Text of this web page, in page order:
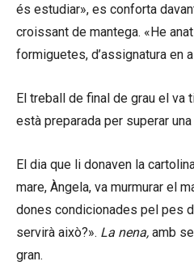
és estudiar», es conforta
croissant de mantega. «He
formiguetes, d’assignatura en
El treball de final de grau el va
està preparada per superar
El dia que li donaven la
mare, Àngela, va murmurar el
dones condicionades pel pes
servirà això?». La nena, amb
gran.